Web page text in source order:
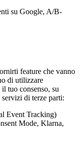
su Google, A/B-
feature che vanno
di utilizzare
tuo consenso, su
di terze parti:
Event Tracking)
Mode, Klarna,